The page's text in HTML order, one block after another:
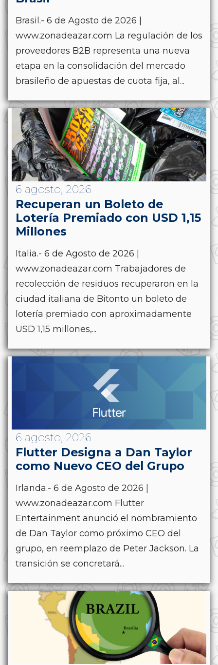
Brasil.- 6 de Agosto de 2026 |
www.zonadeazar.com La regulación de los
proveedores B2B representa una nueva
etapa en la consolidación del mercado
brasileño de apuestas de cuota fija, al...
6 agosto, 2026
Recuperan un Boleto de
Lotería Premiado con USD 1,15
Millones
Italia.- 6 de Agosto de 2026 |
www.zonadeazar.com Trabajadores de
recolección de residuos recuperaron en la
ciudad italiana de Bitonto un boleto de
lotería premiado con aproximadamente
USD 1,15 millones,...
6 agosto, 2026
Flutter Designa a Dan Taylor
como Nuevo CEO del Grupo
Irlanda.- 6 de Agosto de 2026 |
www.zonadeazar.com Flutter
Entertainment anunció el nombramiento
de Dan Taylor como próximo CEO del
grupo, en reemplazo de Peter Jackson. La
transición se concretará...